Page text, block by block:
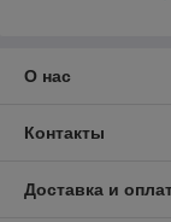
О нас
Контакты
Доставка и